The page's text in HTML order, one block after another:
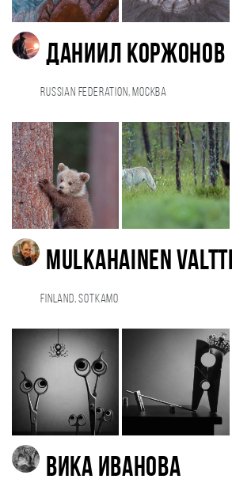
Даниил Коржонов
Russian Federation, Москва
Mulkahainen
Finland, Sotkamo
Вика Иванова